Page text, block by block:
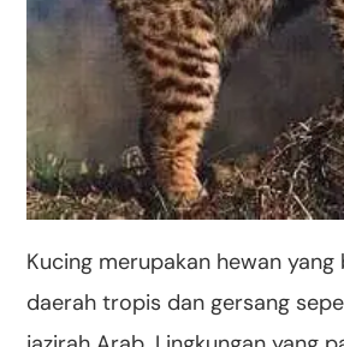
Kucing merupakan hewan yang
daerah tropis dan gersang